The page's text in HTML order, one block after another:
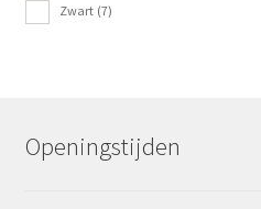
Zwart (7)
Openingstijden